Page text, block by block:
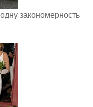
закономерность